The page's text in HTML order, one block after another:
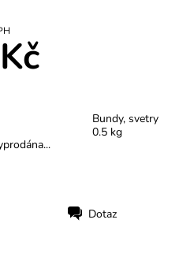
Bundy, svetry
0.5 kg
Dotaz